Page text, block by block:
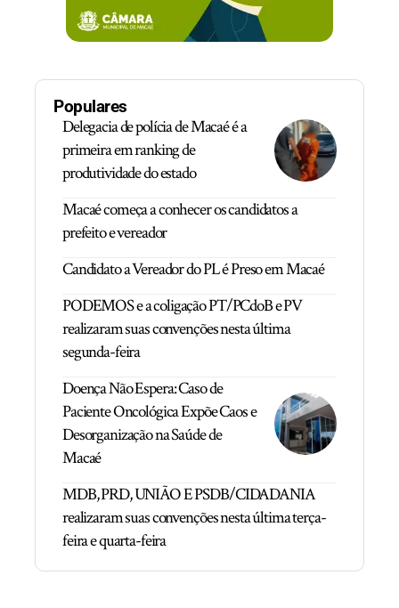
Populares
Delegacia de polícia de Macaé é a
primeira em ranking de
produtividade do estado
Macaé começa a conhecer os candidatos a
prefeito e vereador
Candidato a Vereador do PL é Preso em Macaé
PODEMOS e a coligação PT/PCdoB e PV
realizaram suas convenções nesta última
segunda-feira
Doença Não Espera: Caso de
Paciente Oncológica Expõe Caos e
Desorganização na Saúde de
Macaé
MDB, PRD, UNIÃO E PSDB/CIDADANIA
realizaram suas convenções nesta última terça-
feira e quarta-feira